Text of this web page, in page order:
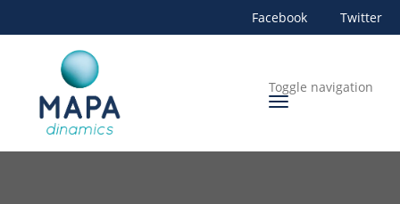
Facebook Twitter
Toggle navigation